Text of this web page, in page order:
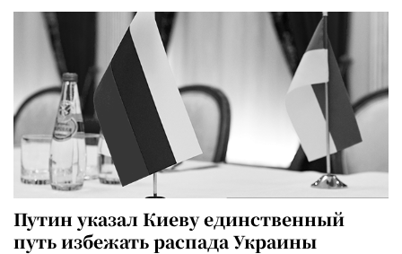
Путин указал Киеву единственный
путь избежать распада Украины